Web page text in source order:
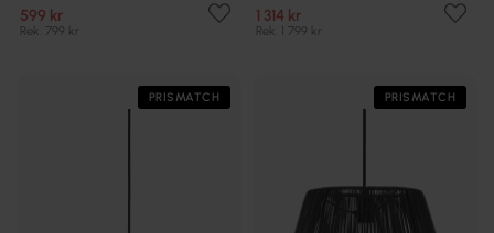
599 kr
Rek. 799 kr
1 314 kr
Rek. 1 799 kr
PRISMATCH PRISMATCH